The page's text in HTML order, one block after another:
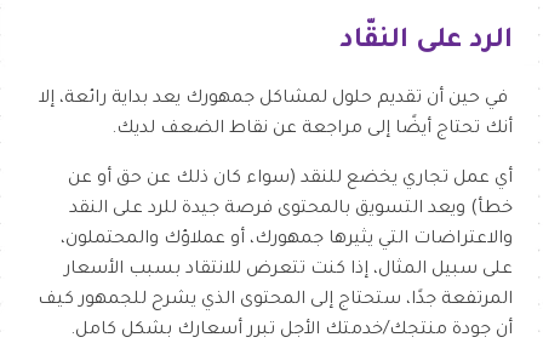
الرد على النقّاد
في حين أن تقديم حلول لمشاكل جمهورك يعد بداية رائعة، إلا
أنك تحتاج أيضًا إلى مراجعة عن نقاط الضعف لديك.
أي عمل تجاري يخضع للنقد (سواء كان ذلك عن حق أو عن
خطأ) ويعد التسويق بالمحتوى فرصة جيدة للرد على النقد
والاعتراضات التي يثيرها جمهورك، أو عملاؤك والمحتملون،
على سبيل المثال، إذا كنت تتعرض للانتقاد بسبب الأسعار
المرتفعة جدًا، ستحتاج إلى المحتوى الذي يشرح للجمهور كيف
أن جودة منتجك/خدمتك الأجل تبرر أسعارك بشكل كامل.